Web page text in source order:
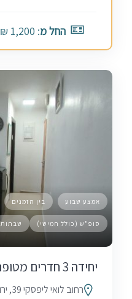
החל מ: 1,200 ₪
אמצע שבוע בין הזמנים
סופ"ש (כולל חמישי) שבתות
יחידה 3 חדרים מטופחת, רמות, ירושלים
רחוב לואי ליפסקי 39, ירושלים